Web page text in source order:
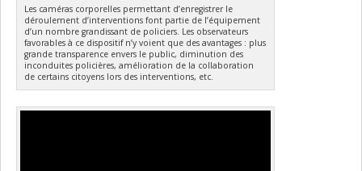
Les caméras corporelles permettant d’enregistrer le
déroulement d’interventions font partie de l’équipement
d’un nombre grandissant de policiers. Les observateurs
favorables à ce dispositif n’y voient que des avantages : plus
grande transparence envers le public, diminution des
inconduites policières, amélioration de la collaboration
de certains citoyens lors des interventions, etc.